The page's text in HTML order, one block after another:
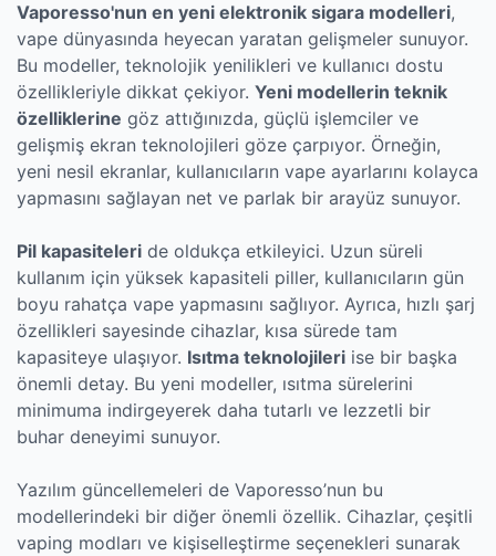
Vaporesso'nun en yeni elektronik sigara modelleri,
vape dünyasında heyecan yaratan gelişmeler sunuyor.
Bu modeller, teknolojik yenilikleri ve kullanıcı dostu
özellikleriyle dikkat çekiyor. Yeni modellerin teknik
özelliklerine göz attığınızda, güçlü işlemciler ve
gelişmiş ekran teknolojileri göze çarpıyor. Örneğin,
yeni nesil ekranlar, kullanıcıların vape ayarlarını kolayca
yapmasını sağlayan net ve parlak bir arayüz sunuyor.
Pil kapasiteleri de oldukça etkileyici. Uzun süreli
kullanım için yüksek kapasiteli piller, kullanıcıların gün
boyu rahatça vape yapmasını sağlıyor. Ayrıca, hızlı şarj
özellikleri sayesinde cihazlar, kısa sürede tam
kapasiteye ulaşıyor. Isıtma teknolojileri ise bir başka
önemli detay. Bu yeni modeller, ısıtma sürelerini
minimuma indirgeyerek daha tutarlı ve lezzetli bir
buhar deneyimi sunuyor.
Yazılım güncellemeleri de Vaporesso’nun bu
modellerindeki bir diğer önemli özellik. Cihazlar, çeşitli
vaping modları ve kişiselleştirme seçenekleri sunarak